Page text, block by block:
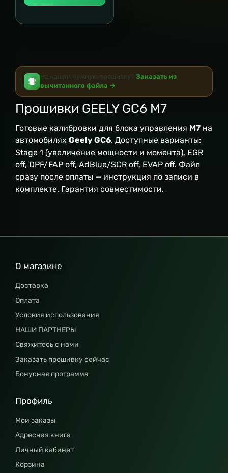
Не нашли нужную прошивку? Заказать из
вычитанного файла →
Прошивки GEELY GC6 M7
Готовые калибровки для блока управления M7 на
автомобилях Geely GC6. Доступные варианты:
Stage 1 (увеличение мощности и момента), EGR
off, DPF/FAP off, AdBlue/SCR off, EVAP off. Файл
сразу после оплаты — инструкция по записи в
комплекте. Гарантия совместимости.
О магазине
Доставка
Оплата
Условия использования
НАШИ ПАРТНЕРЫ
Свяжитесь с нами
Заказать прошивку сейчас
Бонусная программа
Профиль
Мои заказы
Адресная книга
Личный кабинет
Корзина